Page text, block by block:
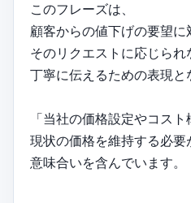
このフレーズは、
顧客からの値下げの要望に
そのリクエストに応じられ
丁寧に伝えるための表現と
「当社の価格設定やコスト
現状の価格を維持する必要
意味合いを含んでいます。